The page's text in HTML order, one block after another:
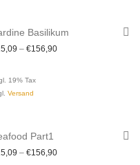
Basilikum
– €156,90
19% Tax
Versand
Part1
– €156,90